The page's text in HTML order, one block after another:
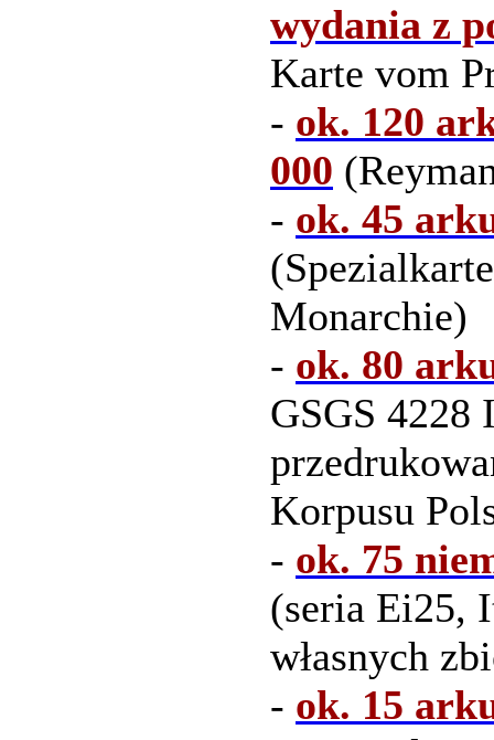
wydania z
Karte vom
- ok. 120
000
- ok. 45
Monarchie)
- ok. 80
GSGS
Korpusu
- ok. 75
(seria Ei25,
własnych
- ok. 15